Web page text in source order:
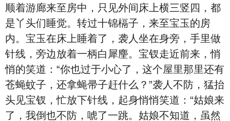
顺着游廊来至房中，只见外间床上横三竖四，都
是丫头们睡觉。转过十锦槅子，来至宝玉的房
内。宝玉在床上睡着了，袭人坐在身旁，手里做
针线，旁边放着一柄白犀麈。宝钗走近前来，悄
悄的笑道：“你也过于小心了，这个屋里那里还有
苍蝇蚊子，还拿蝇帚子赶什么？”袭人不防，猛抬
头见宝钗，忙放下针线，起身悄悄笑道：“姑娘来
了，我倒也不防，唬了一跳。姑娘不知道，虽然